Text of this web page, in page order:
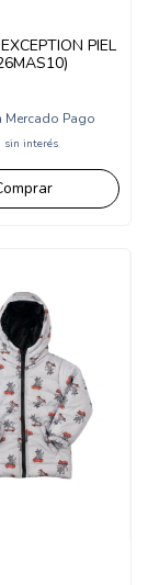
PIEL
Mercado Pago
sin interés